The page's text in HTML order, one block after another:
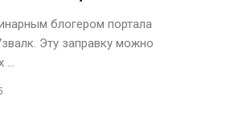
блогером портала
Эту заправку можно
...